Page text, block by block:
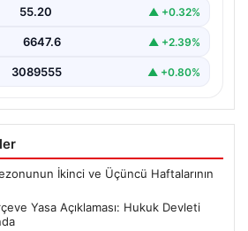
55.20 ▲ +0.32%
6647.6 ▲ +2.39%
3089555 ▲ +0.80%
İkinci ve Üçüncü Haftalarının
Yasa Açıklaması: Hukuk Devleti